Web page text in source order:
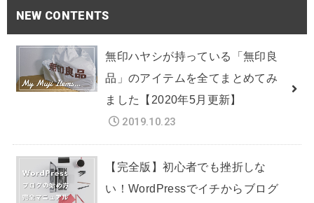
NEW CONTENTS
無印ハヤシが持っている「無印良
品」のアイテムを全てまとめてみ
ました【2020年5月更新】
2019.10.23
【完全版】初心者でも挫折しな
い！WordPressでイチからブログ